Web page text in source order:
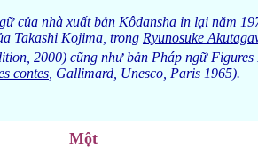
của nhà xuất bản Kôdansha in lại năm
Takashi Kojima, trong Ryunosuke
2000) cũng như bản Pháp ngữ Figures
contes , Gallimard, Unesco, Paris 1965).
Một